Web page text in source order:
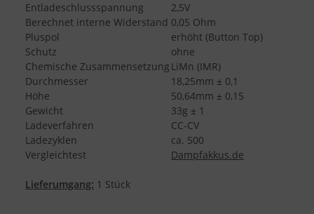
Entladeschlussspannung
2,5V
Berechnet interne Widerstand 0,05 Ohm
Pluspol
erhöht (Button Top)
Schutz
ohne
Chemische Zusammensetzung LiMn (IMR)
Durchmesser
18,25mm ± 0,1
Höhe
50,64mm ± 0,15
Gewicht
33g ± 1
Ladeverfahren
CC-CV
Ladezyklen
ca. 500
Vergleichtest
Dampfakkus.de
Lieferumgang: 1 Stück